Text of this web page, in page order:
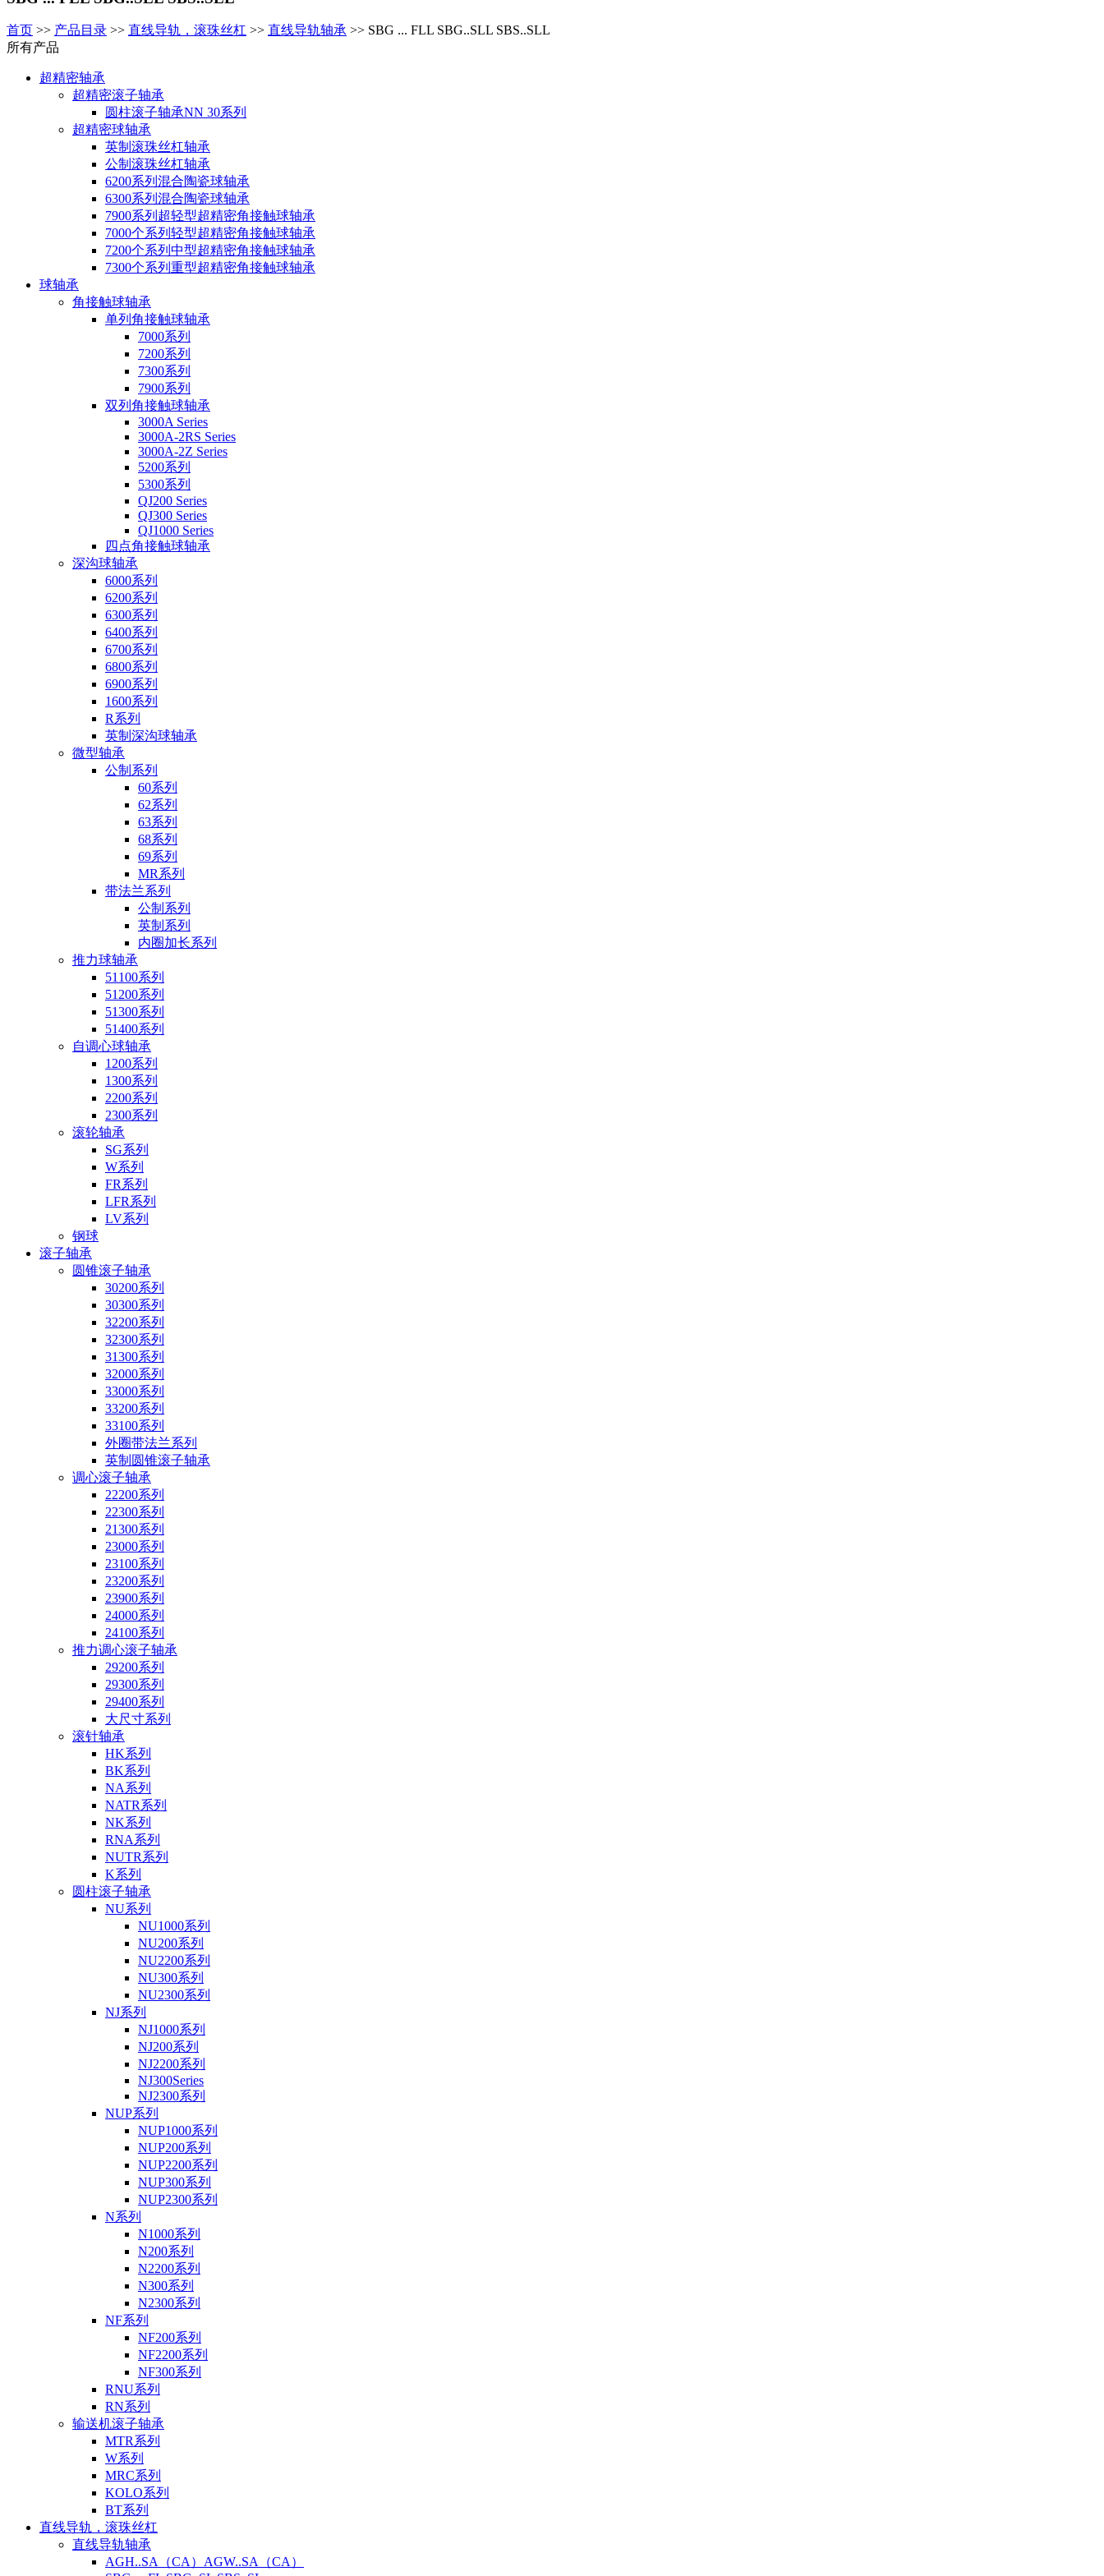
首页 >> 产品目录 >> 直线导轨，滚珠丝杠 >> 直线导轨轴承 >> SBG ... FLL SBG..SLL SBS..SLL
所有产品
超精密轴承
超精密滚子轴承
圆柱滚子轴承NN 30系列
超精密球轴承
英制滚珠丝杠轴承
公制滚珠丝杠轴承
6200系列混合陶瓷球轴承
6300系列混合陶瓷球轴承
7900系列超轻型超精密角接触球轴承
7000个系列轻型超精密角接触球轴承
7200个系列中型超精密角接触球轴承
7300个系列重型超精密角接触球轴承
球轴承
角接触球轴承
单列角接触球轴承
7000系列
7200系列
7300系列
7900系列
双列角接触球轴承
3000A Series
3000A-2RS Series
3000A-2Z Series
5200系列
5300系列
QJ200 Series
QJ300 Series
QJ1000 Series
四点角接触球轴承
深沟球轴承
6000系列
6200系列
6300系列
6400系列
6700系列
6800系列
6900系列
1600系列
R系列
英制深沟球轴承
微型轴承
公制系列
60系列
62系列
63系列
68系列
69系列
MR系列
带法兰系列
公制系列
英制系列
内圈加长系列
推力球轴承
51100系列
51200系列
51300系列
51400系列
自调心球轴承
1200系列
1300系列
2200系列
2300系列
滚轮轴承
SG系列
W系列
FR系列
LFR系列
LV系列
钢球
滚子轴承
圆锥滚子轴承
30200系列
30300系列
32200系列
32300系列
31300系列
32000系列
33000系列
33200系列
33100系列
外圈带法兰系列
英制圆锥滚子轴承
调心滚子轴承
22200系列
22300系列
21300系列
23000系列
23100系列
23200系列
23900系列
24000系列
24100系列
推力调心滚子轴承
29200系列
29300系列
29400系列
大尺寸系列
滚针轴承
HK系列
BK系列
NA系列
NATR系列
NK系列
RNA系列
NUTR系列
K系列
圆柱滚子轴承
NU系列
NU1000系列
NU200系列
NU2200系列
NU300系列
NU2300系列
NJ系列
NJ1000系列
NJ200系列
NJ2200系列
NJ300Series
NJ2300系列
NUP系列
NUP1000系列
NUP200系列
NUP2200系列
NUP300系列
NUP2300系列
N系列
N1000系列
N200系列
N2200系列
N300系列
N2300系列
NF系列
NF200系列
NF2200系列
NF300系列
RNU系列
RN系列
输送机滚子轴承
MTR系列
W系列
MRC系列
KOLO系列
BT系列
直线导轨，滚珠丝杠
直线导轨轴承
AGH..SA（CA）AGW..SA（CA）